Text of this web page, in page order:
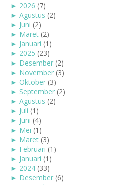
► 2026 (7)
► Agustus (2)
► Juni (2)
► Maret (2)
► Januari (1)
► 2025 (23)
► Desember (2)
► November (3)
► Oktober (3)
► September (2)
► Agustus (2)
► Juli (1)
► Juni (4)
► Mei (1)
► Maret (3)
► Februari (1)
► Januari (1)
► 2024 (33)
► Desember (6)